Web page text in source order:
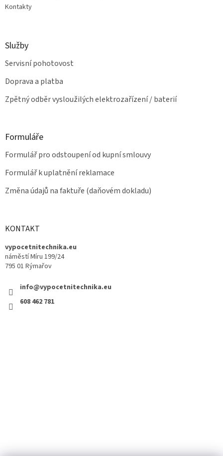
Kontakty
Služby
Servisní pohotovost
Doprava a platba
Zpětný odběr vysloužilých elektrozařízení / baterií
Formuláře
Formulář pro odstoupení od kupní smlouvy
Formulář k uplatnění reklamace
Změna údajů na faktuře (daňovém dokladu)
KONTAKT
vypocetnitechnika.eu
náměstí Míru 199/24
795 01 Rýmařov
info@vypocetnitechnika.eu
608 462 781